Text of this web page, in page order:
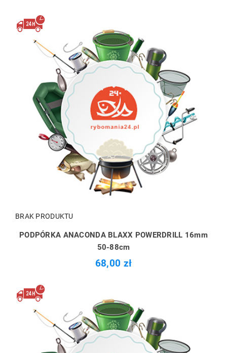
BRAK PRODUKTU
PODPÓRKA ANACONDA BLAXX POWERDRILL 16mm
50-88cm
68,00 zł